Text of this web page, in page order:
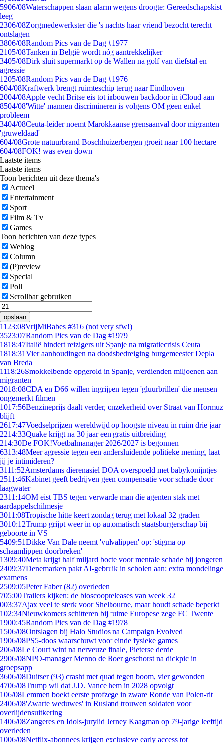
5906/08Waterschappen slaan alarm wegens droogte: Gereedschapskist
leeg
2306/08Zorgmedewerkster die 's nachts haar vriend bezocht terecht
ontslagen
3806/08Random Pics van de Dag #1977
2105/08Tanken in België wordt nóg aantrekkelijker
3405/08Dirk sluit supermarkt op de Wallen na golf van diefstal en
agressie
1205/08Random Pics van de Dag #1976
604/08Kraftwerk brengt ruimteschip terug naar Eindhoven
2004/08Apple vecht Britse eis tot inbouwen backdoor in iCloud aan
8504/08'Witte' mannen discrimineren is volgens OM geen enkel
probleem
3404/08Ceuta-leider noemt Marokkaanse grensaanval door migranten
'gruweldaad'
604/08Grote natuurbrand Boschhuizerbergen groeit naar 100 hectare
604/08FOK! was even down
Laatste items
Laatste items
Toon berichten uit deze thema's
Actueel
Entertainment
Sport
Film & Tv
Games
Toon berichten van deze types
Weblog
Column
(P)review
Special
Poll
Scrollbar gebruiken
opslaan
11 23:08VrijMiBabes #316 (not very sfw!)
3523:07Random Pics van de Dag #1979
1818:47Italië hindert reizigers uit Spanje na migratiecrisis Ceuta
1818:31Vier aanhoudingen na doodsbedreiging burgemeester Depla
van Breda
1118:26Smokkelbende opgerold in Spanje, verdienden miljoenen aan
migranten
2018:08CDA en D66 willen ingrijpen tegen 'gluurbrillen' die mensen
ongemerkt filmen
1017:56Benzineprijs daalt verder, onzekerheid over Straat van Hormuz
blijft
2617:47Voedselprijzen wereldwijd op hoogste niveau in ruim drie jaar
2214:33Quake krijgt na 30 jaar een gratis uitbreiding
214:30De FOK!Voetbalmanager 2026/2027 is begonnen
6313:48Meer agressie tegen een andersluidende politieke mening, laat
jij je intimideren?
3111:52Amsterdams dierenasiel DOA overspoeld met babykonijntjes
2511:46Kabinet geeft bedrijven geen compensatie voor schade door
laagwater
2311:14OM eist TBS tegen verwarde man die agenten stak met
aardappelschilmesje
3011:08Tropische hitte keert zondag terug met lokaal 32 graden
3010:12Trump grijpt weer in op automatisch staatsburgerschap bij
geboorte in VS
5409:51Dikke Van Dale neemt 'vulvalippen' op: 'stigma op
schaamlippen doorbreken'
1309:40Meta krijgt half miljard boete voor mentale schade bij jongeren
2409:37Denemarken pakt AI-gebruik in scholen aan: extra mondelinge
examens
2509:05Peter Faber (82) overleden
705:00Trailers kijken: de bioscoopreleases van week 32
003:37Ajax veel te sterk voor Shelbourne, maar houdt schade beperkt
102:34Nieuwkomers schitteren bij ruime Europese zege FC Twente
1900:45Random Pics van de Dag #1978
1506/08Ontslagen bij Halo Studios na Campaign Evolved
1906/08PS5-doos waarschuwt voor einde fysieke games
206/08Le Court wint na nerveuze finale, Pieterse derde
2906/08NPO-manager Menno de Boer geschorst na dickpic in
groepsapp
3606/08Duitser (93) crasht met quad tegen boom, vier gewonden
4706/08Trump wil dat J.D. Vance hem in 2028 opvolgt
106/08Lemmen boekt eerste profzege in zware Ronde van Polen-rit
2406/08'Zwarte weduwes' in Rusland trouwen soldaten voor
overlijdensuitkering
1406/08Zangeres en Idols-jurylid Jerney Kaagman op 79-jarige leeftijd
overleden
1006/08Netflix-abonnees krijgen exclusieve early access tot